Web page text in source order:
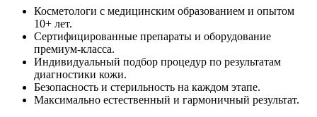
Косметологи с медицинским образованием и опытом
10+ лет.
Сертифицированные препараты и оборудование
премиум-класса.
Индивидуальный подбор процедур по результатам
диагностики кожи.
Безопасность и стерильность на каждом этапе.
Максимально естественный и гармоничный результат.